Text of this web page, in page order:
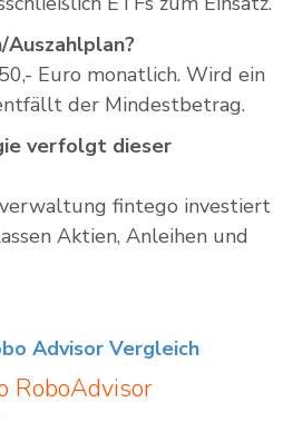
Euro monatlich. Wird ein
der Mindestbetrag.
verfolgt dieser
fintego investiert
Aktien, Anleihen und
Advisor Vergleich
RoboAdvisor